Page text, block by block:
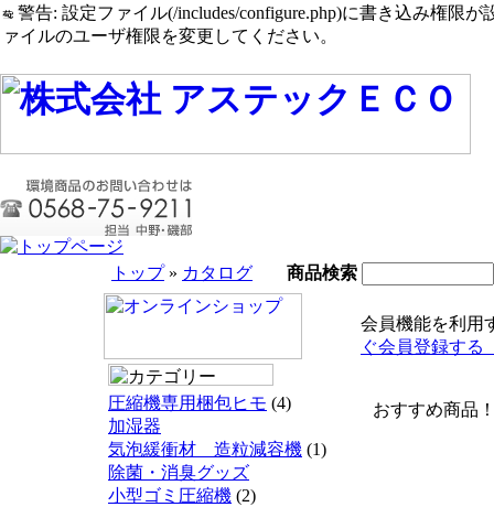
警告: 設定ファイル(/includes/configure.php)に書き込み権限が
ァイルのユーザ権限を変更してください。
トップ» カタログ 商品検索
圧縮機専用梱包ヒモ (4)
加湿器
気泡緩衝材 造粒減容機 (1)
除菌・消臭グッズ
小型ゴミ圧縮機 (2)
会員機能を利用
ぐ会員登録する
おすすめ商品